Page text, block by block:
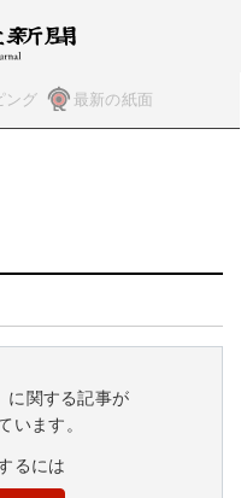
ング 最新の紙面
に関する記事が
います。
るには